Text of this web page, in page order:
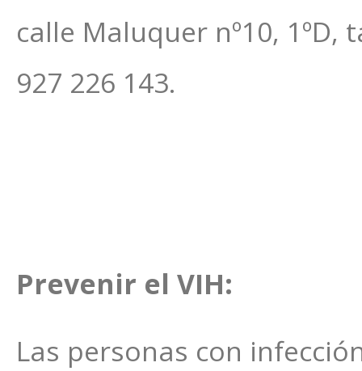
calle Maluquer nº10,
927 226 143.
Prevenir el VIH:
Las personas con